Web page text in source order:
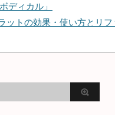
ディカル」
ットの効果・使い方とリ